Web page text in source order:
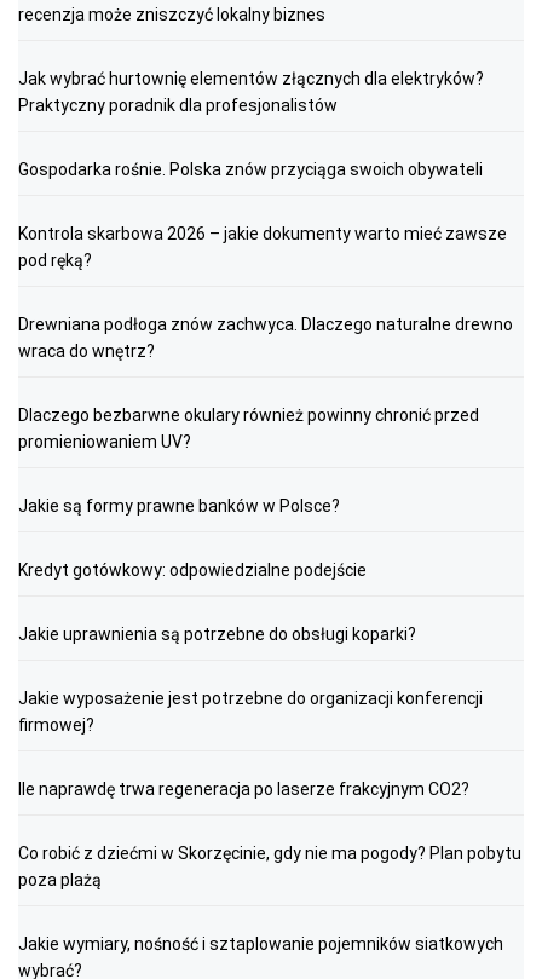
recenzja może zniszczyć lokalny biznes
Jak wybrać hurtownię elementów złącznych dla elektryków?
Praktyczny poradnik dla profesjonalistów
Gospodarka rośnie. Polska znów przyciąga swoich obywateli
Kontrola skarbowa 2026 – jakie dokumenty warto mieć zawsze
pod ręką?
Drewniana podłoga znów zachwyca. Dlaczego naturalne drewno
wraca do wnętrz?
Dlaczego bezbarwne okulary również powinny chronić przed
promieniowaniem UV?
Jakie są formy prawne banków w Polsce?
Kredyt gotówkowy: odpowiedzialne podejście
Jakie uprawnienia są potrzebne do obsługi koparki?
Jakie wyposażenie jest potrzebne do organizacji konferencji
firmowej?
Ile naprawdę trwa regeneracja po laserze frakcyjnym CO2?
Co robić z dziećmi w Skorzęcinie, gdy nie ma pogody? Plan pobytu
poza plażą
Jakie wymiary, nośność i sztaplowanie pojemników siatkowych
wybrać?